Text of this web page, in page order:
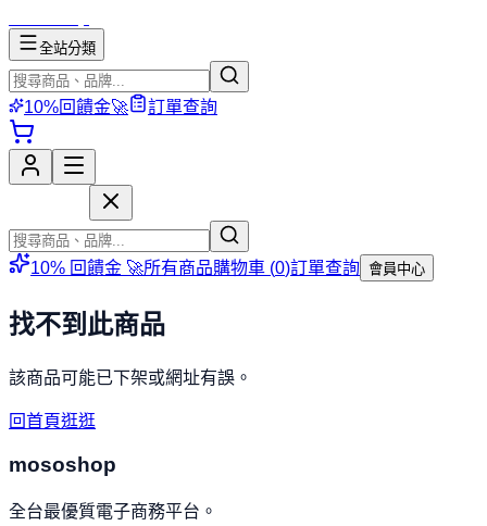
全站分類
10%回饋金🚀 訂單查詢
10% 回饋金 🚀所有商品購物車 (0)訂單查詢 會員中心
找不到此商品
該商品可能已下架或網址有誤。
回首頁逛逛
mososhop
全台最優質電子商務平台。